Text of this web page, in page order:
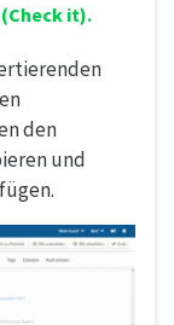
(Check it).
den
und